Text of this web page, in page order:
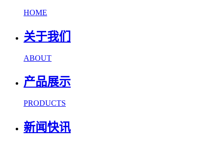
HOME
关于我们
ABOUT
产品展示
PRODUCTS
新闻快讯